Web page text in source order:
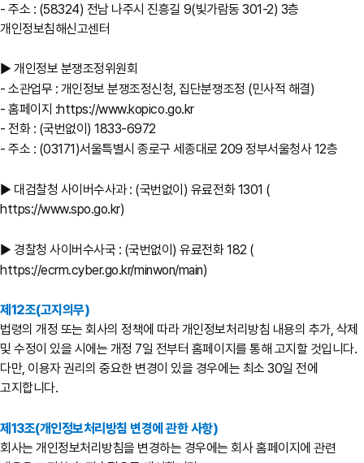
- 주소 : (58324) 전남 나주시 진흥길 9(빛가람동 301-2) 3층
개인정보침해신고센터
▶ 개인정보 분쟁조정위원회
- 소관업무 : 개인정보 분쟁조정신청, 집단분쟁조정 (민사적 해결)
- 홈페이지 :https://www.kopico.go.kr
- 전화 : (국번없이) 1833-6972
- 주소 : (03171)서울특별시 종로구 세종대로 209 정부서울청사 12층
▶ 대검찰청 사이버수사과 : (국번없이) 유료전화 1301 (
https://www.spo.go.kr)
▶ 경찰청 사이버수사국 : (국번없이) 유료전화 182 (
https://ecrm.cyber.go.kr/minwon/main)
제12조(고지의무)
법령의 개정 또는 회사의 정책에 따라 개인정보처리방침 내용의 추가, 삭제
및 수정이 있을 시에는 개정 7일 전부터 홈페이지를 통해 고지할 것입니다.
다만, 이용자 권리의 중요한 변경이 있을 경우에는 최소 30일 전에
고지합니다.
제13조(개인정보처리방침 변경에 관한 사항)
회사는 개인정보처리방침을 변경하는 경우에는 회사 홈페이지에 관련